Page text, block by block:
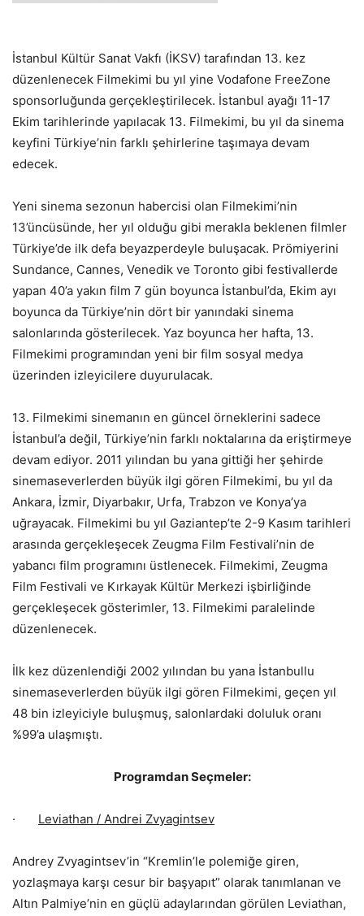
İstanbul Kültür Sanat Vakfı (İKSV) tarafından 13. kez
düzenlenecek Filmekimi bu yıl yine Vodafone FreeZone
sponsorluğunda gerçekleştirilecek. İstanbul ayağı 11-17
Ekim tarihlerinde yapılacak 13. Filmekimi, bu yıl da sinema
keyfini Türkiye’nin farklı şehirlerine taşımaya devam
edecek.
Yeni sinema sezonun habercisi olan Filmekimi’nin
13’üncüsünde, her yıl olduğu gibi merakla beklenen filmler
Türkiye’de ilk defa beyazperdeyle buluşacak. Prömiyerini
Sundance, Cannes, Venedik ve Toronto gibi festivallerde
yapan 40’a yakın film 7 gün boyunca İstanbul’da, Ekim ayı
boyunca da Türkiye’nin dört bir yanındaki sinema
salonlarında gösterilecek. Yaz boyunca her hafta, 13.
Filmekimi programından yeni bir film sosyal medya
üzerinden izleyicilere duyurulacak.
13. Filmekimi sinemanın en güncel örneklerini sadece
İstanbul’a değil, Türkiye’nin farklı noktalarına da eriştirmeye
devam ediyor. 2011 yılından bu yana gittiği her şehirde
sinemaseverlerden büyük ilgi gören Filmekimi, bu yıl da
Ankara, İzmir, Diyarbakır, Urfa, Trabzon ve Konya’ya
uğrayacak. Filmekimi bu yıl Gaziantep’te 2-9 Kasım tarihleri
arasında gerçekleşecek Zeugma Film Festivali’nin de
yabancı film programını üstlenecek. Filmekimi, Zeugma
Film Festivali ve Kırkayak Kültür Merkezi işbirliğinde
gerçekleşecek gösterimler, 13. Filmekimi paralelinde
düzenlenecek.
İlk kez düzenlendiği 2002 yılından bu yana İstanbullu
sinemaseverlerden büyük ilgi gören Filmekimi, geçen yıl
48 bin izleyiciyle buluşmuş, salonlardaki doluluk oranı
%99’a ulaşmıştı.
Programdan Seçmeler:
· Leviathan / Andrei Zvyagintsev
Andrey Zvyagintsev’in “Kremlin’le polemiğe giren,
yozlaşmaya karşı cesur bir başyapıt” olarak tanımlanan ve
Altın Palmiye’nin en güçlü adaylarından görülen Leviathan,